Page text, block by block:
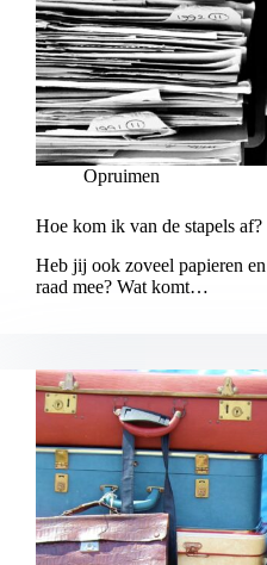
Opruimen
Hoe kom ik van de stapels af?
Heb jij ook zoveel papieren
raad mee? Wat komt…